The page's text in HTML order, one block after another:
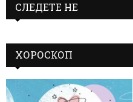
СЛЕДЕТЕ НЕ
ХОРОСКОП